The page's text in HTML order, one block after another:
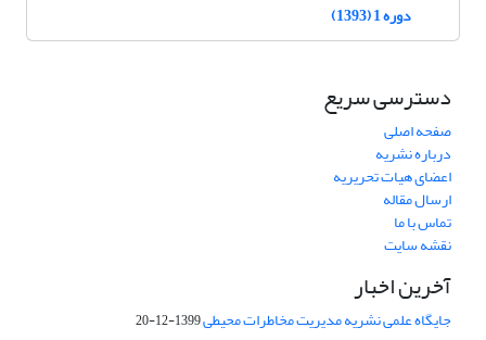
دوره 1 (1393)
دسترسی سریع
صفحه اصلی
درباره نشریه
اعضای هیات تحریریه
ارسال مقاله
تماس با ما
نقشه سایت
آخرین اخبار
جایگاه علمی نشریه مدیریت مخاطرات محیطی1399-12-20